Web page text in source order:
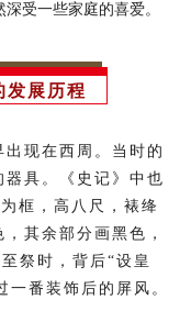
受一些家庭的喜爱。
发展历程
现在西周。当时的
器具。《史记》中也
框，高八尺，裱绛
其余部分画黑色，
祭时，背后“设皇
一番装饰后的屏风。